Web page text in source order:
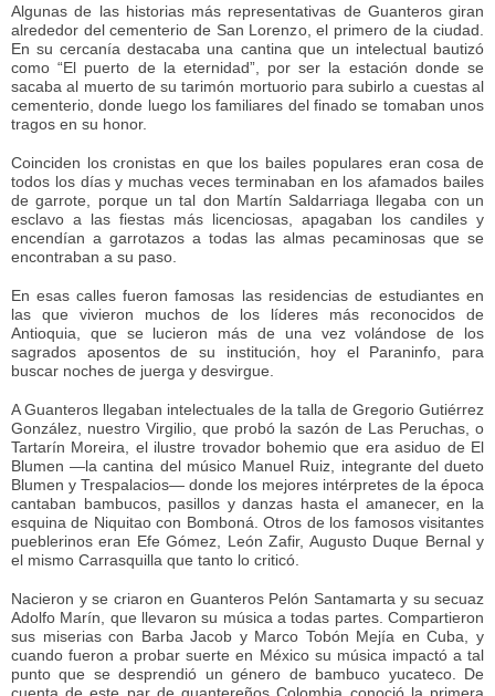
Algunas de las historias más representativas de Guanteros giran
alrededor del cementerio de San Lorenzo, el primero de la ciudad.
En su cercanía destacaba una cantina que un intelectual bautizó
como “El puerto de la eternidad”, por ser la estación donde se
sacaba al muerto de su tarimón mortuorio para subirlo a cuestas al
cementerio, donde luego los familiares del finado se tomaban unos
tragos en su honor.
Coinciden los cronistas en que los bailes populares eran cosa de
todos los días y muchas veces terminaban en los afamados bailes
de garrote, porque un tal don Martín Saldarriaga llegaba con un
esclavo a las fiestas más licenciosas, apagaban los candiles y
encendían a garrotazos a todas las almas pecaminosas que se
encontraban a su paso.
En esas calles fueron famosas las residencias de estudiantes en
las que vivieron muchos de los líderes más reconocidos de
Antioquia, que se lucieron más de una vez volándose de los
sagrados aposentos de su institución, hoy el Paraninfo, para
buscar noches de juerga y desvirgue.
A Guanteros llegaban intelectuales de la talla de Gregorio Gutiérrez
González, nuestro Virgilio, que probó la sazón de Las Peruchas, o
Tartarín Moreira, el ilustre trovador bohemio que era asiduo de El
Blumen —la cantina del músico Manuel Ruiz, integrante del dueto
Blumen y Trespalacios— donde los mejores intérpretes de la época
cantaban bambucos, pasillos y danzas hasta el amanecer, en la
esquina de Niquitao con Bomboná. Otros de los famosos visitantes
pueblerinos eran Efe Gómez, León Zafir, Augusto Duque Bernal y
el mismo Carrasquilla que tanto lo criticó.
Nacieron y se criaron en Guanteros Pelón Santamarta y su secuaz
Adolfo Marín, que llevaron su música a todas partes. Compartieron
sus miserias con Barba Jacob y Marco Tobón Mejía en Cuba, y
cuando fueron a probar suerte en México su música impactó a tal
punto que se desprendió un género de bambuco yucateco. De